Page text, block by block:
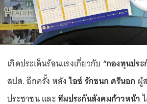
เกิดประเด็นร้อนแรงเกี่ยวกับ “กองทุนปร
สปส. อีกครั้ง หลังไอซ์ รักชนก ศรีนอก ผู้
ประชาชน และทีมประกันสังคมก้าวหน้า